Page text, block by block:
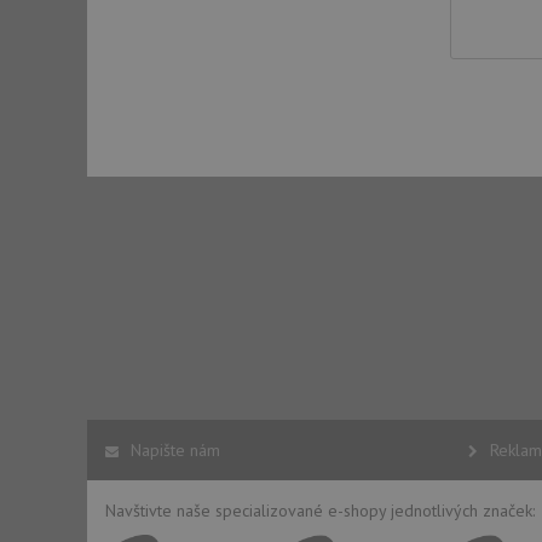
Napište nám
Navštivte naše specializované e-shopy jednotlivých značek:
__Secure-